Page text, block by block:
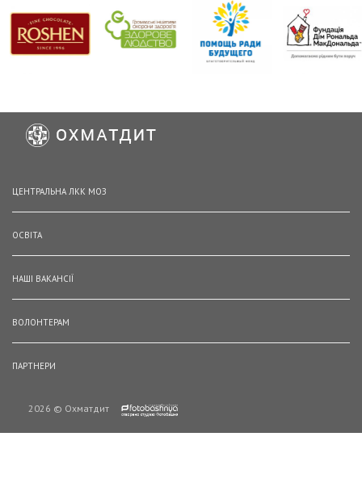
ЦЕНТРАЛЬНА ЛКК МОЗ
ОСВІТА
НАШІ ВАКАНСІЇ
ВОЛОНТЕРАМ
ПАРТНЕРИ
2026 © Охматдит